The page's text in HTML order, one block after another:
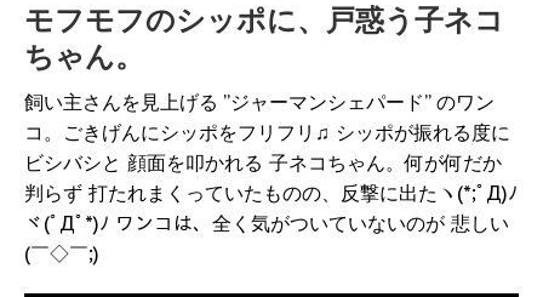
モフモフのシッポに、戸惑う子ネコ
ちゃん。
飼い主さんを見上げる ”ジャーマンシェパード” のワン
コ。ごきげんにシッポをフリフリ♫ シッポが振れる度に
ビシバシと 顔面を叩かれる 子ネコちゃん。何が何だか
判らず 打たれまくっていたものの、反撃に出たヽ(*;ﾟД)ﾉ
ヾ(ﾟДﾟ*)ﾉ ワンコは、全く気がついていないのが 悲しい
(￣◇￣;)